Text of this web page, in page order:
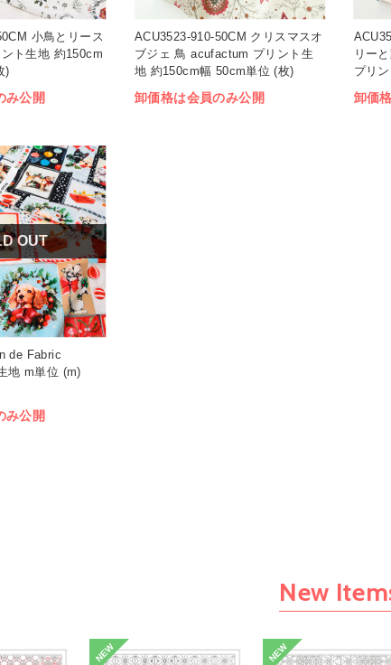
小鳥とリース
ト生地 約150cm
)
み公開
ACU3523-910-50CM クリスマスオ
ブジェ 鳥 acufactum プリント生
地 約150cm幅 50cm単位 (枚)
卸価格は会員のみ公開
リー
プリ
位 (枚)
卸価
OUT
de Fabric
地 m単位 (m)
み公開
New
NEW NEW